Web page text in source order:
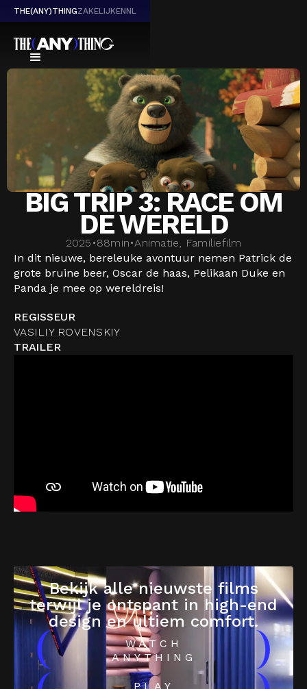
THE(ANY)THINGZAKELIJKENNL
BIG TRIP 3: RACE OM
DE WERELD
2025 •88min•Animatie, Familiefilm
In dit nieuwe, bereleuke avontuur nemen Patrick de
grote bruine beer, Oscar de haas, Pelikaan Duke en
Panda je mee op wereldreis!
REGISSEUR
VASILIY ROVENSKIY
TRAILER
Bekijk alle nieuwste films
terwijl je ontspant in high-end
design en ultiem comfort.
(
WATCH
ANYTHING
)
PLAY